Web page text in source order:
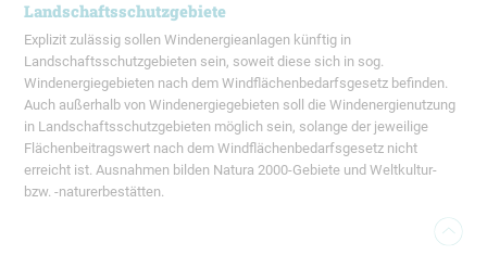
Landschaftsschutzgebiete
Explizit zulässig sollen Windenergieanlagen künftig in
Landschaftsschutzgebieten sein, soweit diese sich in sog.
Windenergiegebieten nach dem Windflächenbedarfsgesetz befinden.
Auch außerhalb von Windenergiegebieten soll die Windenergienutzung
in Landschaftsschutzgebieten möglich sein, solange der jeweilige
Flächenbeitragswert nach dem Windflächenbedarfsgesetz nicht
erreicht ist. Ausnahmen bilden Natura 2000-Gebiete und Weltkultur-
bzw. -naturerbestätten.